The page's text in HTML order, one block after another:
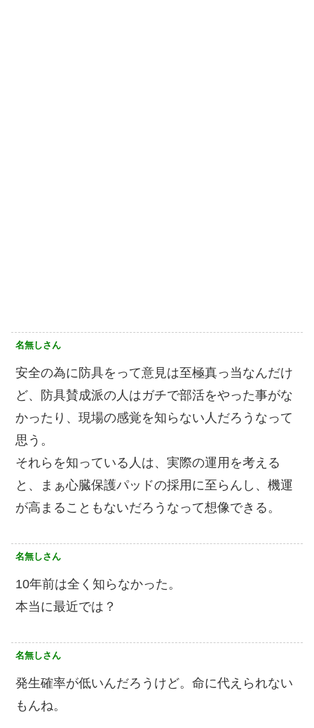
名無しさん
安全の為に防具をって意見は至極真っ当なんだけ
ど、防具賛成派の人はガチで部活をやった事がな
かったり、現場の感覚を知らない人だろうなって
思う。
それらを知っている人は、実際の運用を考える
と、まぁ心臓保護パッドの採用に至らんし、機運
が高まることもないだろうなって想像できる。
名無しさん
10年前は全く知らなかった。
本当に最近では？
名無しさん
発生確率が低いんだろうけど。命に代えられない
もんね。